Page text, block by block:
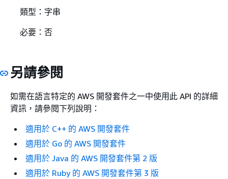
類型：字串
必要：否
另請參閱
如需在語言特定的 AWS 開發套件之一中使用此 API 的詳細
資訊，請參閱下列說明：
適用於 C++ 的 AWS 開發套件
適用於 Go 的 AWS 開發套件
適用於 Java 的 AWS 開發套件第 2 版
適用於 Ruby 的 AWS 開發套件第 3 版